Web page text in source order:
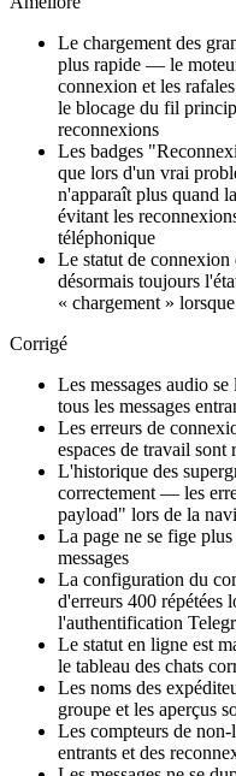
Le chargement des
plus rapide — le
connexion et les
le blocage du fil
reconnexions
Les badges
que lors d'un vrai
n'apparaît plus quand
évitant les
téléphonique
Le statut de connexion
désormais toujours
« chargement »
Corrigé
Les messages audio
tous les messages
Les erreurs de
espaces de travail sont
L'historique des
correctement — les
payload" lors de la
La page ne se fige
messages
La configuration du
d'erreurs 400 répétées
l'authentification
Le statut en ligne est
le tableau des chats
Les noms des
groupe et les aperçus
Les compteurs de non-
entrants et des